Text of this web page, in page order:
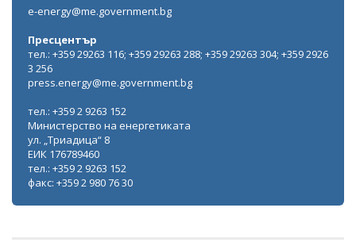
e-energy@me.government.bg
Пресцентър
тел.: +359 29263 116; +359 29263 288; +359 29263 304; +359 2926
3 256
press.energy@me.government.bg
тел.: +359 2 9263 152
Министерство на енергетиката
ул. „Триадица“ 8
ЕИК 176789460
тел.: +359 2 9263 152
факс: +359 2 980 76 30